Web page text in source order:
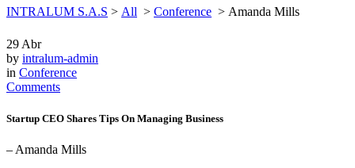
INTRALUM S.A.S > All > Conference > Amanda Mills
29Abr
by intralum-admin
in Conference
Comments
Startup CEO Shares Tips On Managing Business
– Amanda Mills